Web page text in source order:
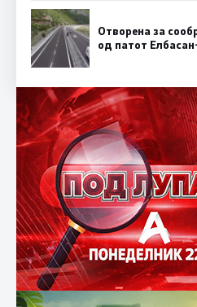
Отворена за
од патот